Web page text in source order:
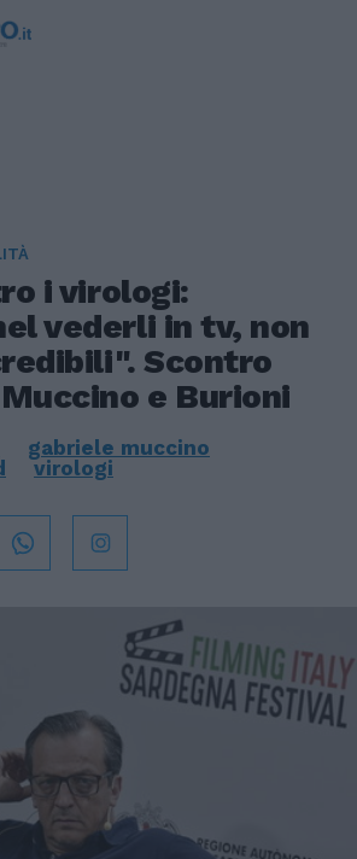
i virologi:
vederli in tv, non
Scontro
e Burioni
gabriele muccino
virologi